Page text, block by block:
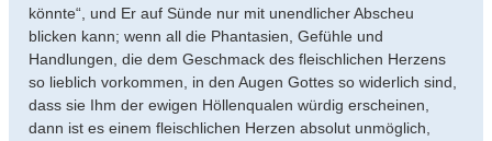
könnte“, und Er auf Sünde nur mit unendlicher Abscheu
blicken kann; wenn all die Phantasien, Gefühle und
Handlungen, die dem Geschmack des fleischlichen Herzens
so lieblich vorkommen, in den Augen Gottes so widerlich sind,
dass sie Ihm der ewigen Höllenqualen würdig erscheinen,
dann ist es einem fleischlichen Herzen absolut unmöglich,